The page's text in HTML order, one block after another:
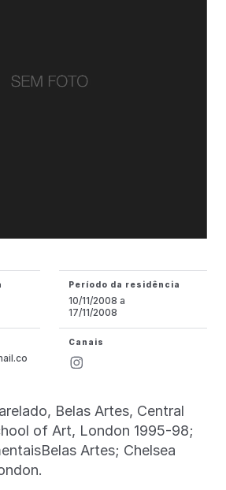
Período da residência
10/11/2008 a
17/11/2008
Canais
Belas Artes, Central
of Art, London 1995-98;
Artes; Chelsea